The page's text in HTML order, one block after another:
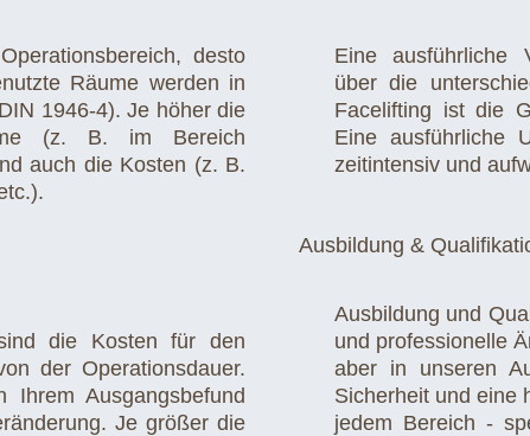
desto
Räume werden in
1946-4). Je höher die
(z. B. im Bereich
auch die Kosten (z. B.
die Kosten für den
der Operationsdauer.
Ihrem Ausgangsbefund
Je größer die
Eine ausführliche
über die
Facelifting ist die
Eine ausführliche
zeitintensiv und
Ausbildung &
Ausbildung und
und professionelle
aber in unseren
Sicherheit und eine
jedem Bereich -